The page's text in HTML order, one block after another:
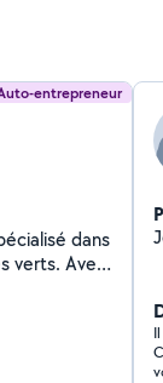
entrepreneur
verts. Avec